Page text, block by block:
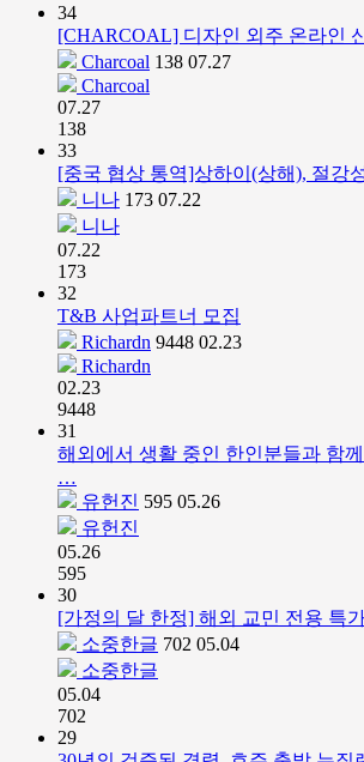
34
[CHARCOAL] 디자인 외주 온라인
Charcoal 138 07.27
Charcoal
07.27
138
33
[중국 협상 통역]상하이(상해), 절강
니나 173 07.22
니나
07.22
173
32
T&B 사업파트너 모집
Richardn 9448 02.23
Richardn
02.23
9448
31
해외에서 생활 중인 한인분들과 함
…
유헌진 595 05.26
유헌진
05.26
595
30
[가정의 달 한정] 해외 교민 전용
소중한글 702 05.04
소중한글
05.04
702
29